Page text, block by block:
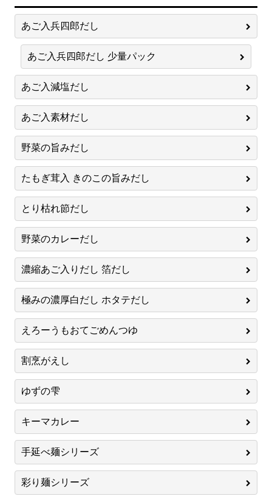
あご入兵四郎だし
あご入兵四郎だし 少量パック
あご入減塩だし
あご入素材だし
野菜の旨みだし
たもぎ茸入 きのこの旨みだし
とり枯れ節だし
野菜のカレーだし
濃縮あご入りだし 箔だし
極みの濃厚白だし ホタテだし
えろーうもおてごめんつゆ
割烹がえし
ゆずの雫
キーマカレー
手延べ麺シリーズ
彩り麺シリーズ